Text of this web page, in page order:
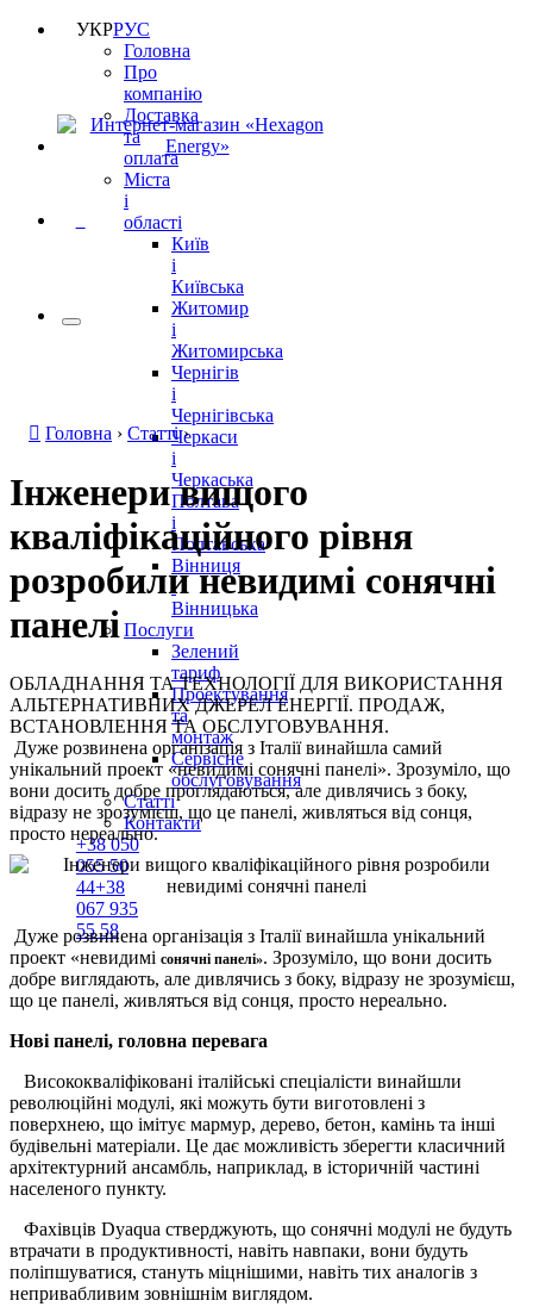
УКРРУС
Головна
Про
компанію
Доставка
та
оплата
Міста
і
області
Київ
і
Київська
Житомир
і
Житомирська
Чернігів
і
Чернігівська
Черкаси
і
Черкаська
Полтава
і
Полтавська
Вінниця
і
Вінницька
Послуги
Зелений
тариф
Проектування
та
монтаж
Сервісне
обслуговування
Статті
Контакти
+38050
055 50
44+38
067 935
55 58
Головна › Статті›
Інженери вищого
кваліфікаційного рівня
розробили невидимі сонячні
панелі
ОБЛАДНАННЯ ТА ТЕХНОЛОГІЇ ДЛЯ ВИКОРИСТАННЯ
АЛЬТЕРНАТИВНИХ ДЖЕРЕЛ ЕНЕРГІЇ. ПРОДАЖ,
ВСТАНОВЛЕННЯ ТА ОБСЛУГОВУВАННЯ.
Дуже розвинена організація з Італії винайшла самий
унікальний проект «невидимі сонячні панелі». Зрозуміло, що
вони досить добре проглядаються, але дивлячись з боку,
відразу не зрозумієш, що це панелі, живляться від сонця,
просто нереально.
Дуже розвинена організація з Італії винайшла унікальний
проект «невидимі сонячні панелі». Зрозуміло, що вони досить
добре виглядають, але дивлячись з боку, відразу не зрозумієш,
що це панелі, живляться від сонця, просто нереально.
Нові панелі, головна перевага
Висококваліфіковані італійські спеціалісти винайшли
революційні модулі, які можуть бути виготовлені з
поверхнею, що імітує мармур, дерево, бетон, камінь та інші
будівельні матеріали. Це дає можливість зберегти класичний
архітектурний ансамбль, наприклад, в історичній частині
населеного пункту.
Фахівців Dyaqua стверджують, що сонячні модулі не будуть
втрачати в продуктивності, навіть навпаки, вони будуть
поліпшуватися, стануть міцнішими, навіть тих аналогів з
непривабливим зовнішнім виглядом.